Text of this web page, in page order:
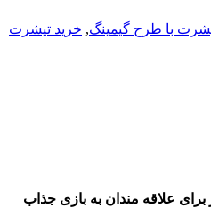
با طرح گیمینگ, خرید تیشرت
علاقه مندان به بازی جذاب